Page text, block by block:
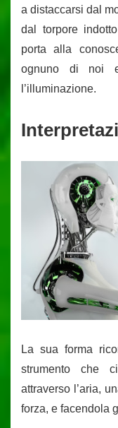
a distaccarsi dal
dal torpore
porta alla
ognuno di noi
l’illuminazione.
La sua forma
strumento che
attraverso l’aria,
forza, e facendola